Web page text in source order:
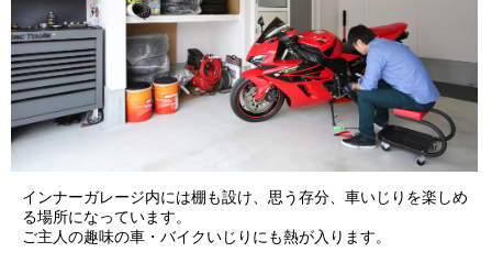
インナーガレージ内には棚も設け、思う存分、車いじりを楽しめ
る場所になっています。
ご主人の趣味の車・バイクいじりにも熱が入ります。